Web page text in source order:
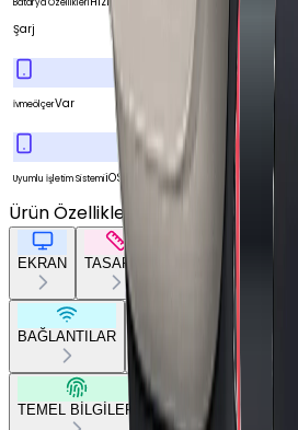
Batarya Özellikleri
Şarj
İvmeölçerVar
Uyumlu İşletim SistemiiOS
Ürün Özellikleri
EKRAN TASARIM GENEL ÖZELLİKLER
BAĞLANTILAR BATARYA SENSÖRLER
TEMEL BİLGİLER